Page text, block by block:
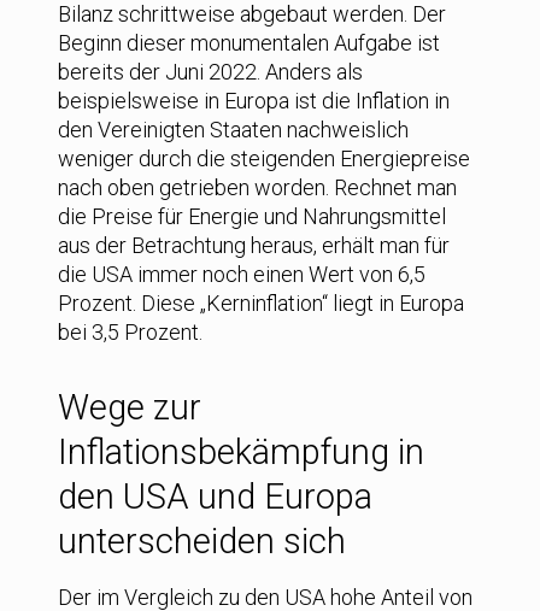
Bilanz schrittweise abgebaut werden. Der
Beginn dieser monumentalen Aufgabe ist
bereits der Juni 2022. Anders als
beispielsweise in Europa ist die Inflation in
den Vereinigten Staaten nachweislich
weniger durch die steigenden Energiepreise
nach oben getrieben worden. Rechnet man
die Preise für Energie und Nahrungsmittel
aus der Betrachtung heraus, erhält man für
die USA immer noch einen Wert von 6,5
Prozent. Diese „Kerninflation“ liegt in Europa
bei 3,5 Prozent.
Wege zur
Inflationsbekämpfung in
den USA und Europa
unterscheiden sich
Der im Vergleich zu den USA hohe Anteil von